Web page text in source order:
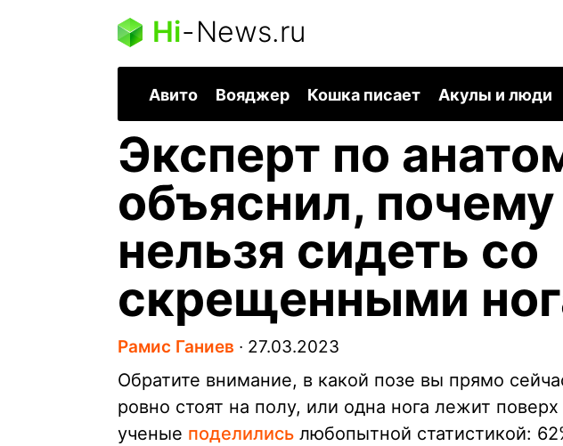
Hi-News.ru
Авито Вояджер Кошка писает Акулы и люди
Эксперт по
объяснил,
нельзя сидеть со
скрещенными
Рамис Ганиев ∙ 27.03.2023
Обратите внимание, в какой позе вы прямо
ровно стоят на полу, или одна нога лежит поверх
ученые поделились любопытной статистикой: